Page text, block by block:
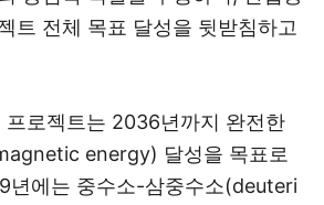
트 전체 목표 달성을 뒷받침하고
프로젝트는 2036년까지 완전한
energy) 달성을 목표로
년에는 중수소-삼중수소(deuteri